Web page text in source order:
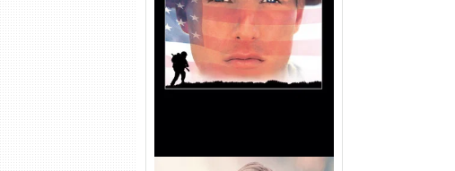
Nascido em 4 de Julho
Torrent (1989) WEB-DL 1080p
Dual Áudio